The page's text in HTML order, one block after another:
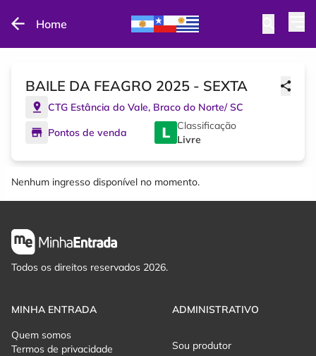
Home
BAILE DA FEAGRO 2025 - SEXTA
CTG Estância do Vale, Braco do Norte/SC
Pontos de venda
Classificação
Livre
Nenhum ingresso disponível no momento.
Todos os direitos reservados 2026.
MINHA ENTRADA
Quem somos
Termos de privacidade
ADMINISTRATIVO
Sou produtor